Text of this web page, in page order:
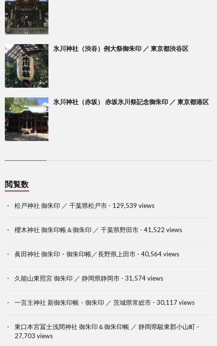
氷川神社（渋谷）例大祭御朱印 ／ 東京都渋谷区
氷川神社（赤坂） 赤坂氷川祭記念御朱印 ／ 東京都港区
閲覧数
松戸神社 御朱印 ／ 千葉県松戸市 - 129,539 views
櫻木神社 御朱印帳＆御朱印 ／ 千葉県野田市 - 41,522 views
眞田神社 御朱印・御朱印帳／長野県上田市 - 40,564 views
久能山東照宮 御朱印 ／ 静岡県静岡市 - 31,574 views
一言主神社 新御朱印帳・御朱印 ／ 茨城県常総市 - 30,117 views
東口本宮冨士浅間神社 御朱印＆御朱印帳 ／ 静岡県駿東郡小山町 -
27,703 views